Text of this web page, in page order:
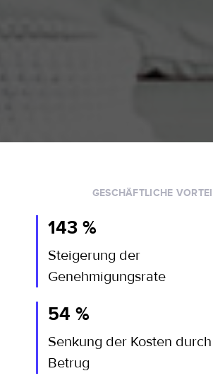
GESCHÄFTLICHE
143 %
Steigerung der
Genehmigungsrate
54 %
Senkung der Kosten durch
Betrug